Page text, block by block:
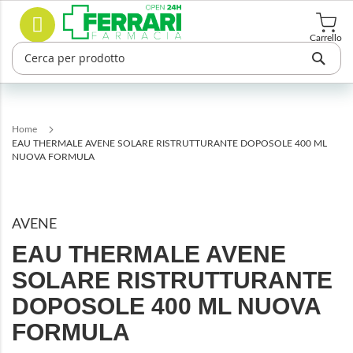
Salta
contenuto
Carrello
Cerca
Home
EAU THERMALE AVENE SOLARE RISTRUTTURANTE DOPOSOLE 400 ML
NUOVA FORMULA
AVENE
EAU THERMALE AVENE
SOLARE RISTRUTTURANTE
DOPOSOLE 400 ML NUOVA
FORMULA